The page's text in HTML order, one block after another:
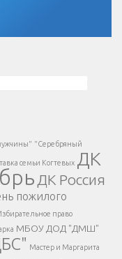
</div > </div >
"Серебряный
семьи Когтевых ДК
ДК Россия
пожилого
право
МБОУ ДОД "ДМШ"
Мастер и Маргарита